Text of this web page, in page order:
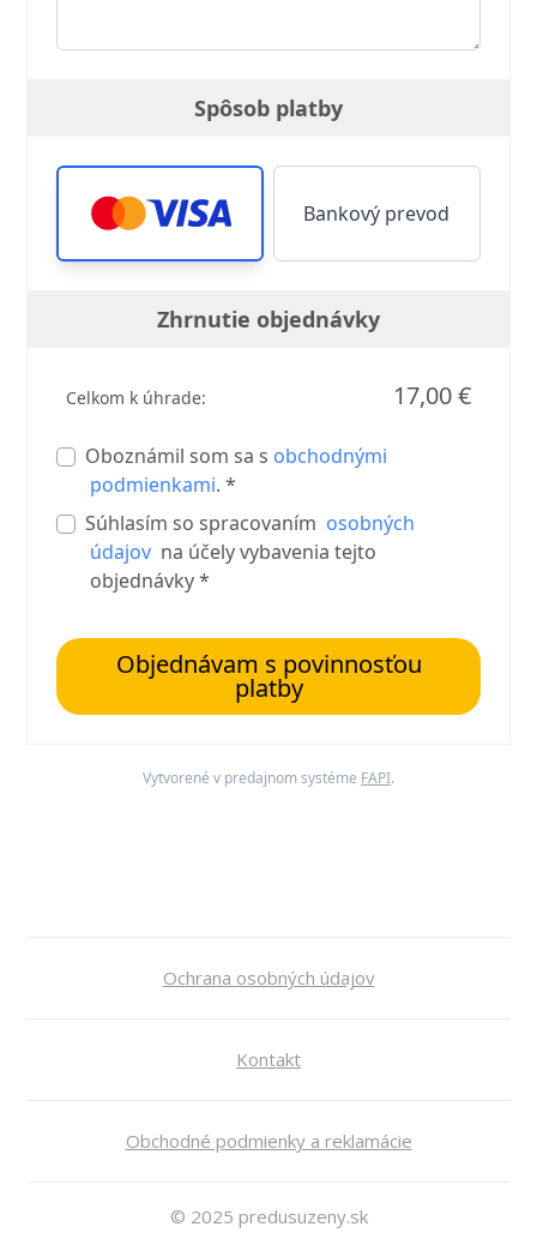
Spôsob platby
Bankový prevod
Zhrnutie objednávky
Celkom k úhrade: 17,00 €
Oboznámil som sa s obchodnými
podmienkami. *
Súhlasím so spracovaním osobných
údajov na účely vybavenia tejto
objednávky *
Objednávam s povinnosťou
platby
Vytvorené v predajnom systéme FAPI.
Ochrana osobných údajov
Kontakt
Obchodné podmienky a reklamácie
© 2025 predusuzeny.sk